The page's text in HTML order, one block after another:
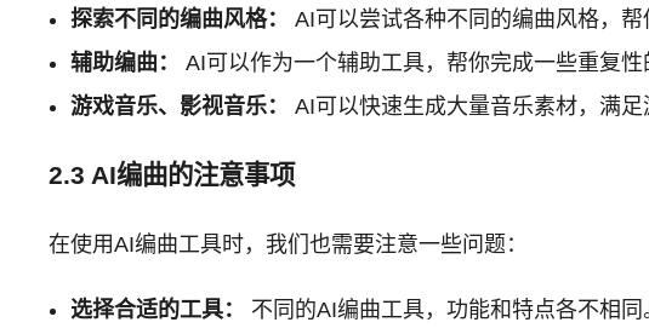
探索不同的编曲风格：
AI可以尝试各种不同的编曲风格，帮
辅助编曲：
AI可以作为一个辅助工具，帮你完成一些重复性
游戏音乐、影视音乐：
AI可以快速生成大量音乐素材，满足
2.3 AI编曲的注意事项
在使用AI编曲工具时，我们也需要注意一些问题：
选择合适的工具：
不同的AI编曲工具，功能和特点各不相